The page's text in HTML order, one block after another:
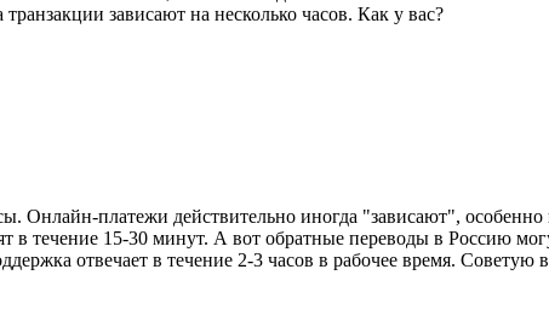
зависают на несколько часов. Как у вас?
Онлайн-платежи действительно иногда "зависают",
в течение 15-30 минут. А вот обратные переводы в Россию
отвечает в течение 2-3 часов в рабочее время.